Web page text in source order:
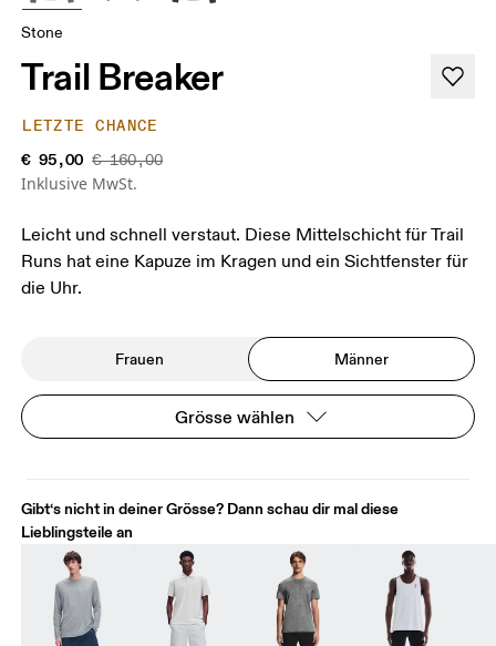
Stone
Trail Breaker
LETZTE CHANCE
€ 95,00 € 160,00
Inklusive MwSt.
Leicht und schnell verstaut. Diese Mittelschicht für Trail
Runs hat eine Kapuze im Kragen und ein Sichtfenster für
die Uhr.
Frauen Männer
Grösse wählen
Gibt‘s nicht in deiner Grösse? Dann schau dir mal diese
Lieblingsteile an